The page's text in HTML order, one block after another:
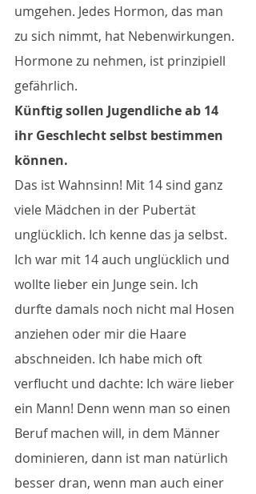
umgehen. Jedes Hormon, das man
zu sich nimmt, hat Nebenwirkungen.
Hormone zu nehmen, ist prinzipiell
gefährlich.
Künftig sollen Jugendliche ab 14
ihr Geschlecht selbst bestimmen
können.
Das ist Wahnsinn! Mit 14 sind ganz
viele Mädchen in der Pubertät
unglücklich. Ich kenne das ja selbst.
Ich war mit 14 auch unglücklich und
wollte lieber ein Junge sein. Ich
durfte damals noch nicht mal Hosen
anziehen oder mir die Haare
abschneiden. Ich habe mich oft
verflucht und dachte: Ich wäre lieber
ein Mann! Denn wenn man so einen
Beruf machen will, in dem Männer
dominieren, dann ist man natürlich
besser dran, wenn man auch einer